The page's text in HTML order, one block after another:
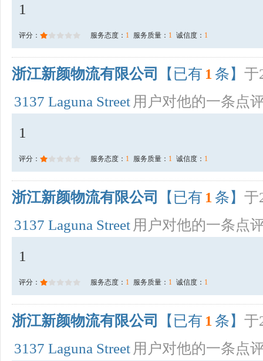
1
评分： 服务态度： 1 服务质量： 1 诚信度： 1
浙江新颜物流有限公司 【已有 1 条】 于
3137 Laguna Street 用户对他的一条点
1
评分： 服务态度： 1 服务质量： 1 诚信度： 1
浙江新颜物流有限公司 【已有 1 条】 于
3137 Laguna Street 用户对他的一条点
1
评分： 服务态度： 1 服务质量： 1 诚信度： 1
浙江新颜物流有限公司 【已有 1 条】 于
3137 Laguna Street 用户对他的一条点